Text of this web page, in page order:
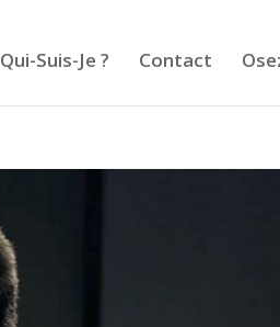
Qui-Suis-Je ? Contact